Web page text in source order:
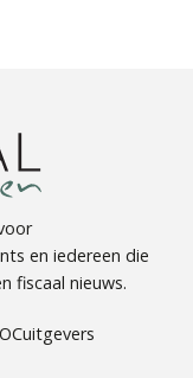
en iedereen die
fiscaal nieuws.